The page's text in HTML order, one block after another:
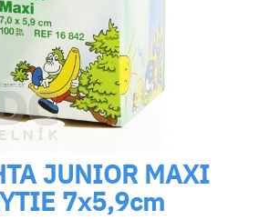
JUNIOR MAXI
7x5,9cm